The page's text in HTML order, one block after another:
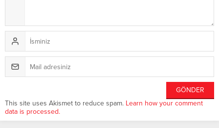
This site uses Akismet to reduce spam. Learn how your comment
data is processed.